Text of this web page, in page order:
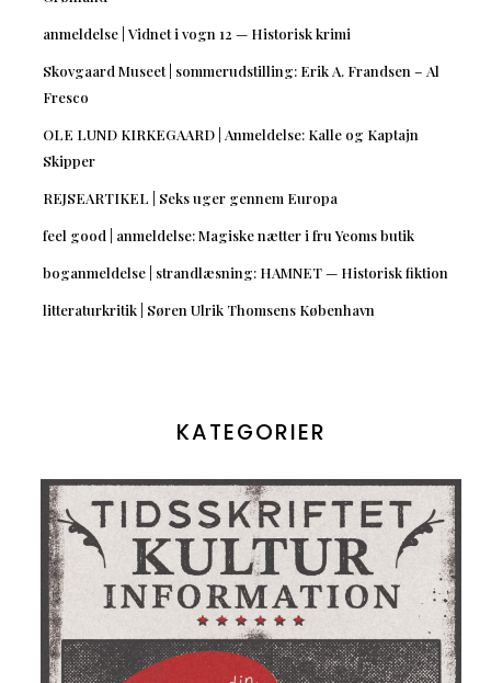
anmeldelse | Vidnet i vogn 12 — Historisk krimi
Skovgaard Museet | sommerudstilling: Erik A. Frandsen – Al
Fresco
OLE LUND KIRKEGAARD | Anmeldelse: Kalle og Kaptajn
Skipper
REJSEARTIKEL | Seks uger gennem Europa
feel good | anmeldelse: Magiske nætter i fru Yeoms butik
boganmeldelse | strandlæsning: HAMNET — Historisk fiktion
litteraturkritik | Søren Ulrik Thomsens København
KATEGORIER